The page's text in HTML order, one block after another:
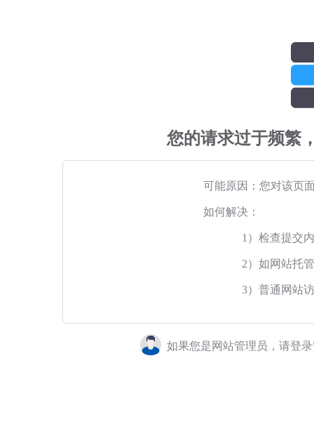
您的请求过于频繁
可能原因：您对该页
如何解决：
1）检查提交
2）如网站托
3）普通网站
如果您是网站管理员，请登